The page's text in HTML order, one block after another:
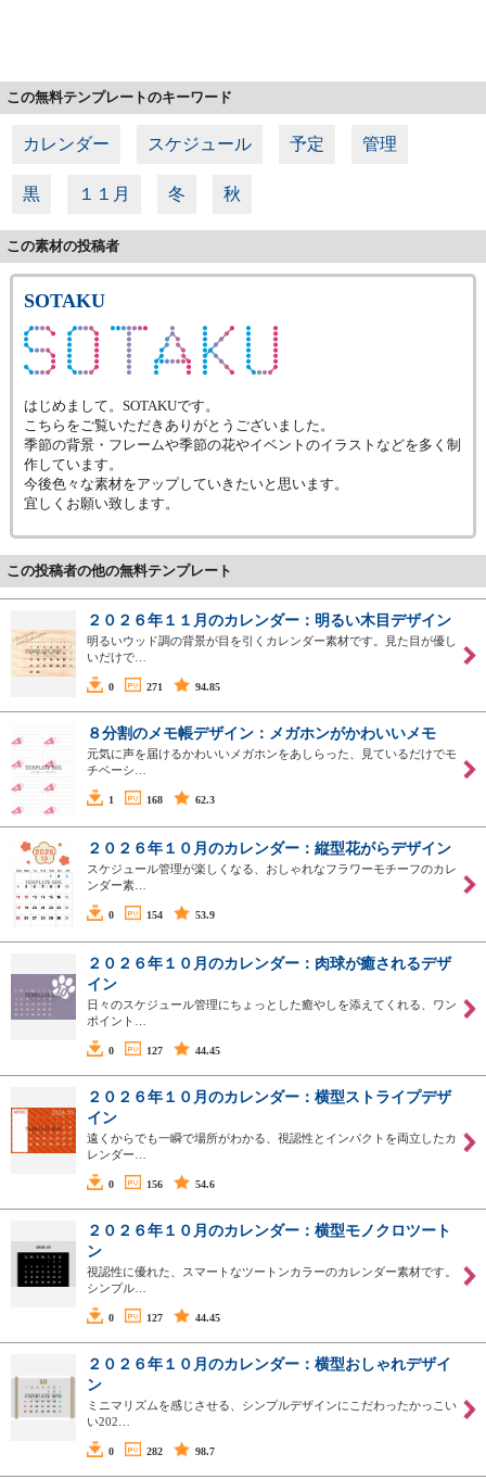
この無料テンプレートのキーワード
カレンダー スケジュール 予定 管理
黒 １１月 冬 秋
この素材の投稿者
SOTAKU
はじめまして。SOTAKUです。
こちらをご覧いただきありがとうございました。
季節の背景・フレームや季節の花やイベントのイラストなどを多く制
作しています。
今後色々な素材をアップしていきたいと思います。
宜しくお願い致します。
この投稿者の他の無料テンプレート
２０２６年１１月のカレンダー：明るい木目デザイン
明るいウッド調の背景が目を引くカレンダー素材です。見た目が優し
いだけで…
0 271 94.85
８分割のメモ帳デザイン：メガホンがかわいいメモ
元気に声を届けるかわいいメガホンをあしらった、見ているだけでモ
チベーシ…
1 168 62.3
２０２６年１０月のカレンダー：縦型花がらデザイン
スケジュール管理が楽しくなる、おしゃれなフラワーモチーフのカレ
ンダー素…
0 154 53.9
２０２６年１０月のカレンダー：肉球が癒されるデザ
イン
日々のスケジュール管理にちょっとした癒やしを添えてくれる、ワン
ポイント…
0 127 44.45
２０２６年１０月のカレンダー：横型ストライプデザ
イン
遠くからでも一瞬で場所がわかる、視認性とインパクトを両立したカ
レンダー…
0 156 54.6
２０２６年１０月のカレンダー：横型モノクロツート
ン
視認性に優れた、スマートなツートンカラーのカレンダー素材です。
シンプル…
0 127 44.45
２０２６年１０月のカレンダー：横型おしゃれデザイ
ン
ミニマリズムを感じさせる、シンプルデザインにこだわったかっこい
い202…
0 282 98.7